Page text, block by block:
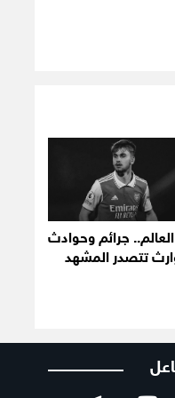
جرائم وحوادث
تتصدر المشهد